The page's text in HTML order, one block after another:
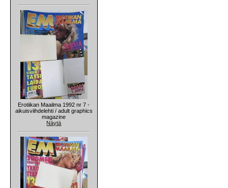
Erotiikan Maailma 1992 nr 7 -
aikuisviihdelehti / adult graphics
magazine
Näytä